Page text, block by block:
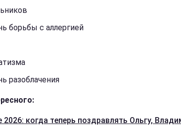
борьбы с аллергией
разоблачения
2026: когда теперь поздравлять Ольгу,